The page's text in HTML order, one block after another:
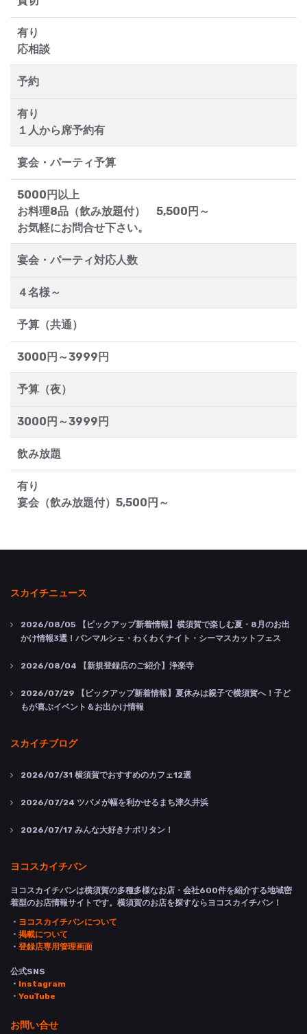
有り
応相談
予約
有り
１人から席予約有
宴会・パーティ予算
5000円以上
お料理8品（飲み放題付） 5,500円～
お気軽にお問合せ下さい。
宴会・パーティ対応人数
４名様～
予算（共通）
3000円～3999円
予算（夜）
3000円～3999円
飲み放題
有り
宴会（飲み放題付）5,500円～
スカイチニュース
2026/08/05 【ピックアップ新着情報】横須賀で楽しむ夏・8月のお出
かけ情報3選！パンマルシェ・わくわくナイト・シーマスカットフェス
2026/08/04 【新規登録店のご紹介】浄楽寺
2026/07/29 【ピックアップ新着情報】夏休みは親子で横須賀へ！子ど
もが喜ぶイベント＆お出かけ情報
スカイチブログ
2026/07/31 横須賀でおすすめのカフェ12選
2026/07/24 ツバメが幅を利かせるまち津久井浜
2026/07/17 みんな大好きナポリタン！
ヨコスカイチバン
ヨコスカイチバンは横須賀の多種多様なお店・会社600件を紹介する地域密
着型のお店情報サイトです。横須賀のお店を探すならヨコスカイチバン！
・ ヨコスカイチバンについて
・ 掲載について
・ 登録店専用管理画面
公式SNS
・ Instagram
・ YouTube
お問い合せ